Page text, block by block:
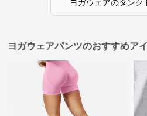
ヨガウェアのタンク
ヨガウェアパンツのおすすめア